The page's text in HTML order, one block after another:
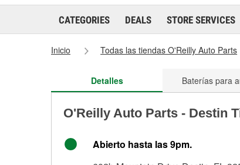
CATEGORIES DEALS STORE SERVICES
Inicio Todas las tiendas O'Reilly Auto Parts
Detalles Baterías para
O'Reilly Auto Parts - Destin
Abierto hasta las 9pm.